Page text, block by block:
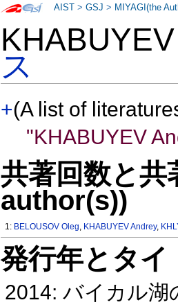
ス
+(A list of
"KHABUYEV
共著回数と
author(s))
1: BELOUSOV Oleg, KHABUYEV Andrey,
発行年とタ
2014: バイカル
AIST >GSJ > MIYAGI(the